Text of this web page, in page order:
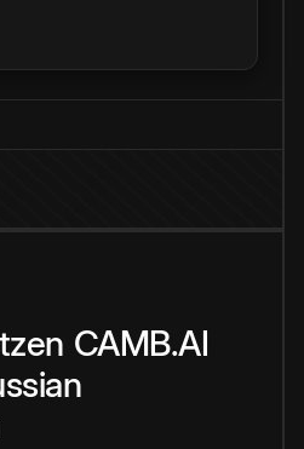
CAMB.AI